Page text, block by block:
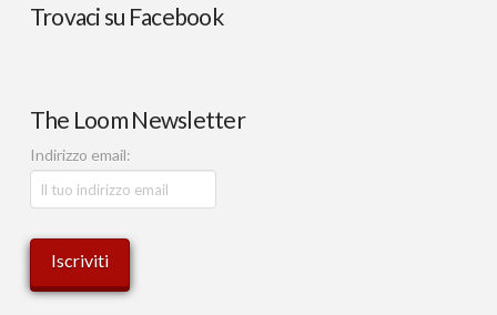
Trovaci su Facebook
The Loom Newsletter
Indirizzo email: